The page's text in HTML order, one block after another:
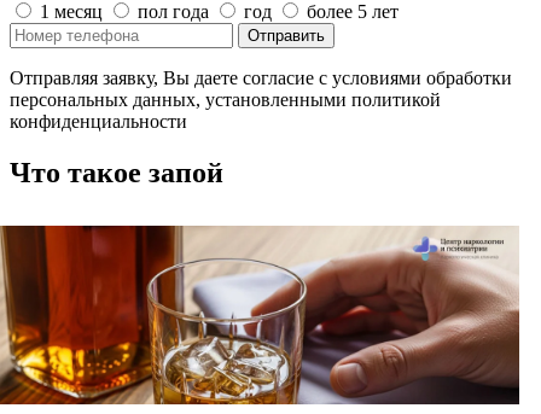
1 месяц
пол года год более 5 лет
Отправить
Отправляя заявку, Вы даете согласие с условиями обработки
персональных данных, установленными политикой
конфиденциальности
Что такое запой